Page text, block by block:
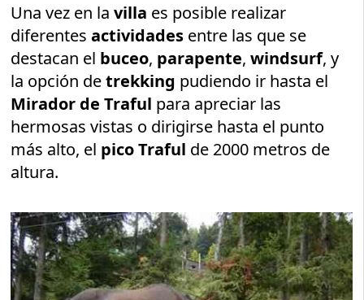
Una vez en lavilla es posible realizar
diferentesactividades entre las que se
destacan el buceo, parapente,windsurf, y
la opción detrekking pudiendo ir hasta el
Mirador de Traful para apreciar las
hermosas vistas o dirigirse hasta el punto
más alto, el pico Traful de 2000 metros de
altura.